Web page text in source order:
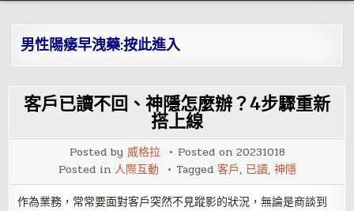
男性陽痿早洩藥:按此進入
客戶已讀不回、神隱怎麼辦？4步驟重新
搭上線
Posted by 威格拉 Posted on 20231018
Posted in 人際互動 Tagged 客戶, 已讀, 神隱
作為業務，常常要面對客戶突然不見蹤影的狀況，無論是商談到